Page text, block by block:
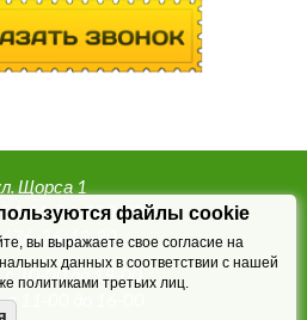
Щорса 1
11-54, 380-980,
36-43-20
10-00 до 19-00
с 11-00 до 16-00
файлы cookie
вы выражаете свое согласие на
данных в соответствии с нашей
политиками третьих лиц.